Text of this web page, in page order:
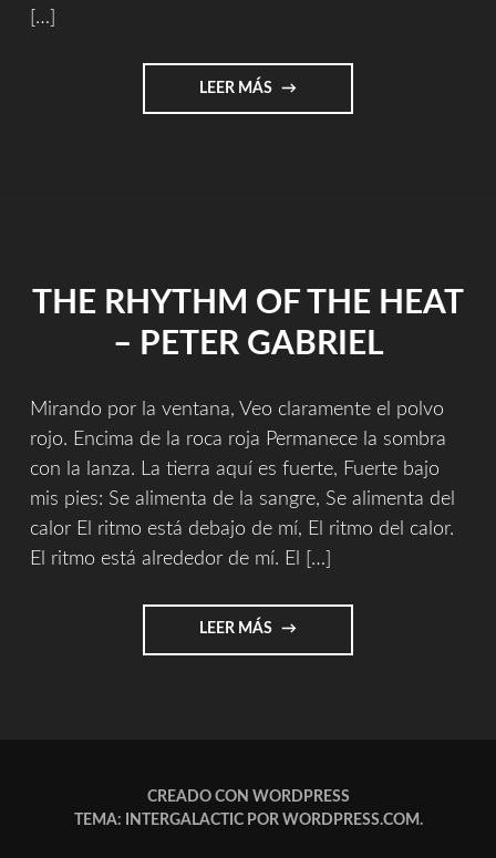
[…]
LEER MÁS "HISTORIA
DE
THE RHYTHM OF THE HEAT
– PETER GABRIEL
Mirando por la ventana, Veo claramente el polvo
rojo. Encima de la roca roja Permanece la sombra
con la lanza. La tierra aquí es fuerte, Fuerte bajo
mis pies: Se alimenta de la sangre, Se alimenta del
calor El ritmo está debajo de mí, El ritmo del calor.
El ritmo está alrededor de mí. El […]
LEER MÁS "THE
RHYTHM
GABRIEL"
CREADO CON WORDPRESS
TEMA: INTERGALACTIC POR WORDPRESS.COM.